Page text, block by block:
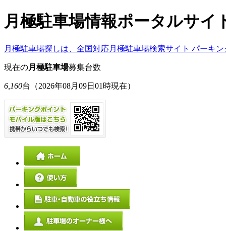
月極駐車場情報ポータルサイ
月極駐車場探しは、全国対応月極駐車場検索サイト パーキン
現在の月極駐車場募集台数
6,160台 （2026年08月09日01時現在）